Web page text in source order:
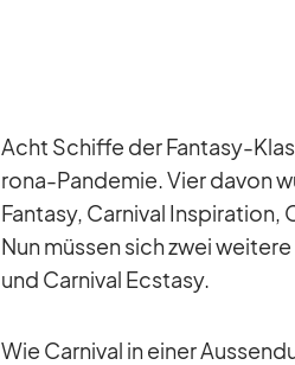
Acht Schiffe der Fan­tasy-
rona-Pan­de­mie. Vier da­von
Fan­tasy, Car­ni­val In­spi­ra­tion,
Nun müs­sen sich zwei
und Car­ni­val Ec­stasy.
Wie Car­ni­val in ei­ner